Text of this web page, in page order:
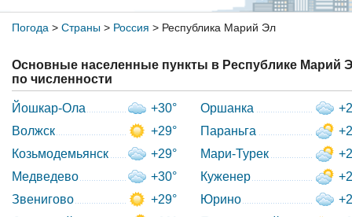
Погода > Страны> Россия > Республика Марий Эл
Основные населенные пункты в Республике Марий
по численности
Йошкар-Ола
+30°
Волжск
+29°
Козьмодемьянск
+29°
Медведево
+30°
Звенигово
+29°
Оршанка
Параньга
Мари-Турек
Куженер
Юрино